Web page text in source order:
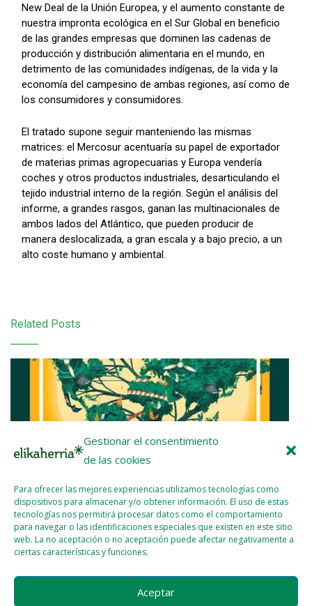
Gestionar el consentimiento
de las cookies
Para ofrecer las mejores experiencias utilizamos tecnologías como
dispositivos para almacenar y/o obtener información. El uso de estas
tecnologías nos permitirá procesar datos como el comportamiento
para navegar o las identificaciones especiales que existen en este sitio
web. La no aceptación o no aceptación puede afectar negativamente a
ciertas características y funciones.
Aceptar
New Deal de la Unión Europea, y el aumento constante de
nuestra impronta ecológica en el Sur Global en beneficio
de las grandes empresas que dominen las cadenas de
producción y distribución alimentaria en el mundo, en
detrimento de las comunidades indígenas, de la vida y la
economía del campesino de ambas regiones, así como de
los consumidores y consumidores.
El tratado supone seguir manteniendo las mismas
matrices: el Mercosur acentuaría su papel de exportador
de materias primas agropecuarias y Europa vendería
coches y otros productos industriales, desarticulando el
tejido industrial interno de la región. Según el análisis del
informe, a grandes rasgos, ganan las multinacionales de
ambos lados del Atlántico, que pueden producir de
manera deslocalizada, a gran escala y a bajo precio, a un
alto coste humano y ambiental.
Related Posts
Libro: «Megaproyectos. Ofensiva corporativa global en
tiempos de transición ecosocial»